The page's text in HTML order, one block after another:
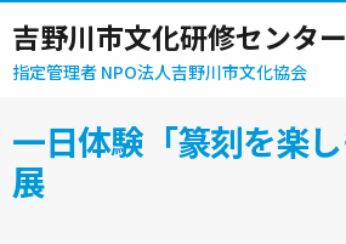
吉野川市文化研修センター
指定管理者 NPO法人吉野川市文化協会
一日体験「篆刻を楽
展